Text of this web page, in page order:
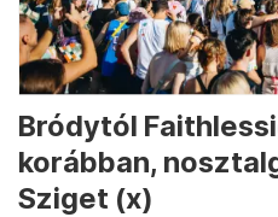
Bródytól
korábban,
Sziget (x)